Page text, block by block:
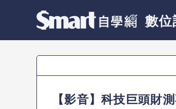
數位
【影音】科技巨頭財